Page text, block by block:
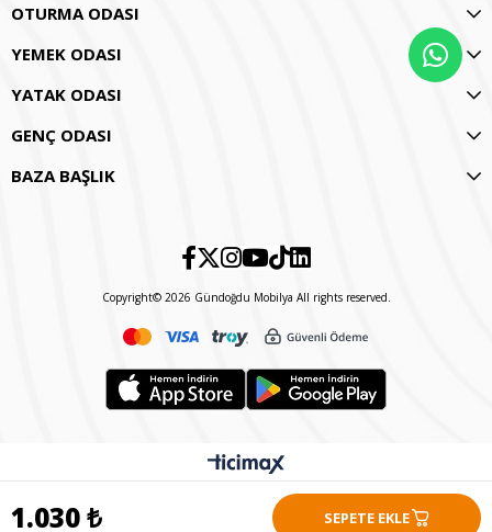
1.030 ₺
OTURMA ODASI
YEMEK ODASI
YATAK ODASI
GENÇ ODASI
BAZA BAŞLIK
Copyright© 2026 Gündoğdu Mobilya All rights reserved.